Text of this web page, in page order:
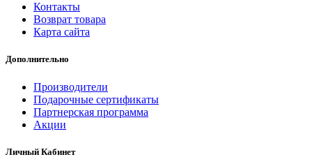
Контакты
Возврат товара
Карта сайта
Дополнительно
Производители
Подарочные сертификаты
Партнерская программа
Акции
Личный Кабинет